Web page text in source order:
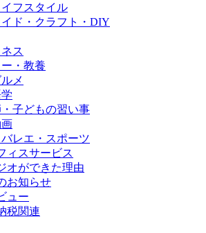
フスタイル
ド・クラフト・DIY
ス
・教養
メ
子どもの習い事
レエ・スポーツ
ィスサービス
オができた理由
お知らせ
ュー
税関連